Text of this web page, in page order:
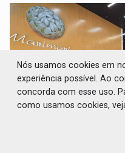
Nós usamos cookies em
experiência possível. Ao
concorda com esse uso.
como usamos cookies,